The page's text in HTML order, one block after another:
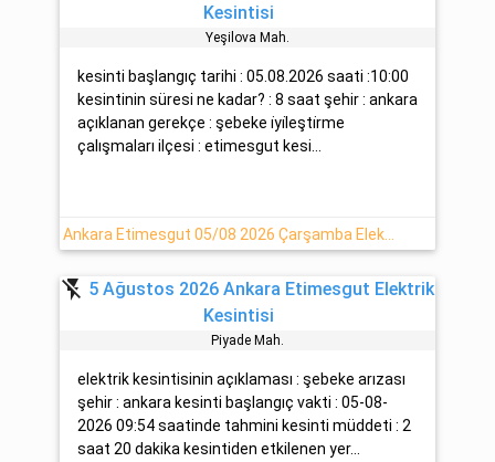
Kesintisi
Yeşi̇lova Mah.
kesinti başlangıç tarihi : 05.08.2026 saati :10:00
kesintinin süresi ne kadar? : 8 saat şehir : ankara
açıklanan gerekçe : şebeke i̇yi̇leşti̇rme
çalışmaları ilçesi : etimesgut kesi...
Ankara Etimesgut 05/08 2026 Çarşamba Elektrik Arızası Hakkında Detaylar
flash_off 5 Ağustos 2026 Ankara Etimesgut Elektrik
Kesintisi
Pi̇yade Mah.
elektrik kesintisinin açıklaması : şebeke arızası
şehir : ankara kesinti başlangıç vakti : 05-08-
2026 09:54 saatinde tahmini kesinti müddeti : 2
saat 20 dakika kesintiden etkilenen yer...